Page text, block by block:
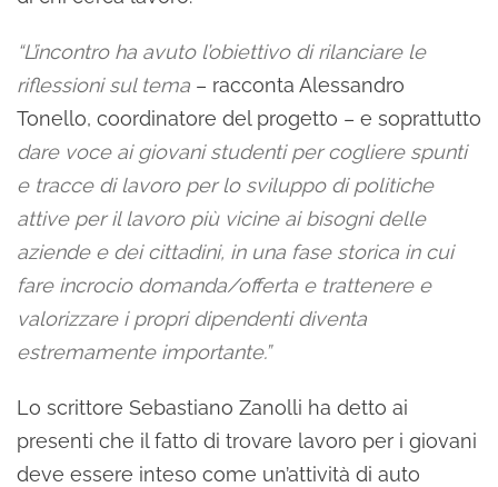
“L’incontro ha avuto l’obiettivo di rilanciare le
riflessioni sul tema – racconta Alessandro
Tonello, coordinatore del progetto – e soprattutto
dare voce ai giovani studenti per cogliere spunti
e tracce di lavoro per lo sviluppo di politiche
attive per il lavoro più vicine ai bisogni delle
aziende e dei cittadini, in una fase storica in cui
fare incrocio domanda/offerta e trattenere e
valorizzare i propri dipendenti diventa
estremamente importante.”
Lo scrittore Sebastiano Zanolli ha detto ai
presenti che il fatto di trovare lavoro per i giovani
deve essere inteso come un’attività di auto